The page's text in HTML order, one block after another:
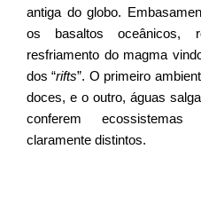
antiga do globo.
os basaltos oceânicos,
resfriamento do magma
dos “rifts”. O primeiro
doces, e o outro, águas
conferem
claramente distintos.